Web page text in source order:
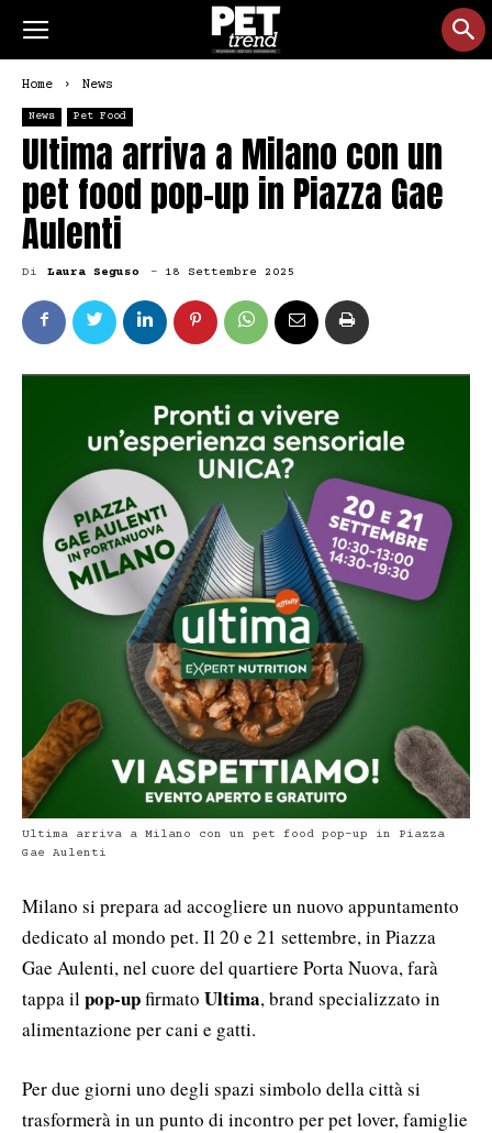
Home News
News Pet Food
Ultima arriva a Milano con un
pet food pop-up in Piazza Gae
Aulenti
Di Laura Seguso - 18 Settembre 2025
Ultima arriva a Milano con un pet food pop-up in Piazza
Gae Aulenti
Milano si prepara ad accogliere un nuovo appuntamento
dedicato al mondo pet. Il 20 e 21 settembre, in Piazza
Gae Aulenti, nel cuore del quartiere Porta Nuova, farà
tappa ilpop-upfirmato Ultima, brand specializzato in
alimentazione per cani e gatti.
Per due giorni uno degli spazi simbolo della città si
trasformerà in un punto di incontro per pet lover, famiglie